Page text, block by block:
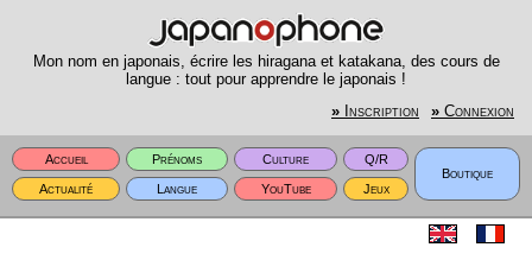
Mon nom en japonais, écrire les hiragana et katakana, des cours de
langue : tout pour apprendre le japonais !
» Inscription » Connexion
Accueil Prénoms Culture
Q/R
Boutique
Actualité
Langue YouTube Jeux